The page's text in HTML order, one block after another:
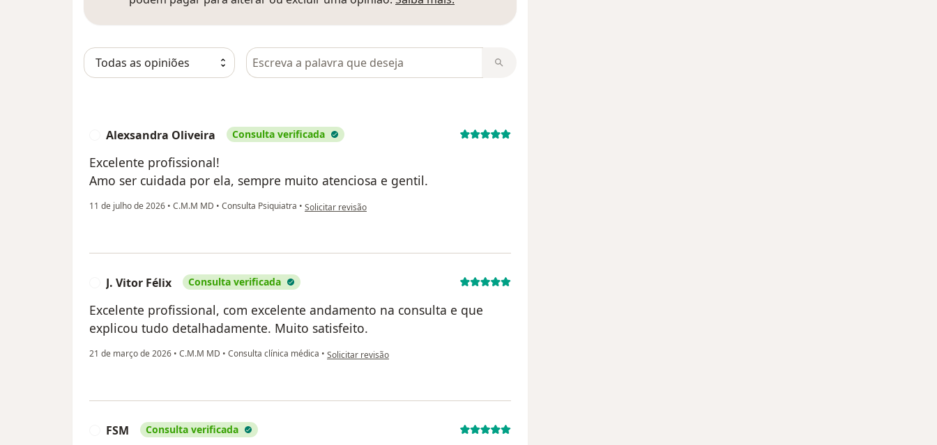
Pesquisar em opiniões
Alexsandra Oliveira Consulta verificada
Excelente profissional!
Amo ser cuidada por ela, sempre muito atenciosa e gentil.
11 de julho de 2026 • C.M.M MD • Consulta Psiquiatra • na opinião do utilizador Alexsandra Oliveira
Solicitar revisão
J. Vitor Félix Consulta verificada
Excelente profissional, com excelente andamento na consulta e que
explicou tudo detalhadamente. Muito satisfeito.
21 de março de 2026 • C.M.M MD • Consulta clínica médica • na opinião do utilizador J. Vitor Félix
Solicitar revisão
FSM Consulta verificada